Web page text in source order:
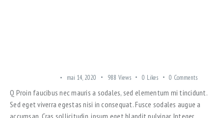
mai 14, 2020 988 Views 0 Likes 0 Comments
Q Proin faucibus nec mauris a sodales, sed elementum mi tincidunt.
Sed eget viverra egestas nisi in consequat. Fusce sodales augue a